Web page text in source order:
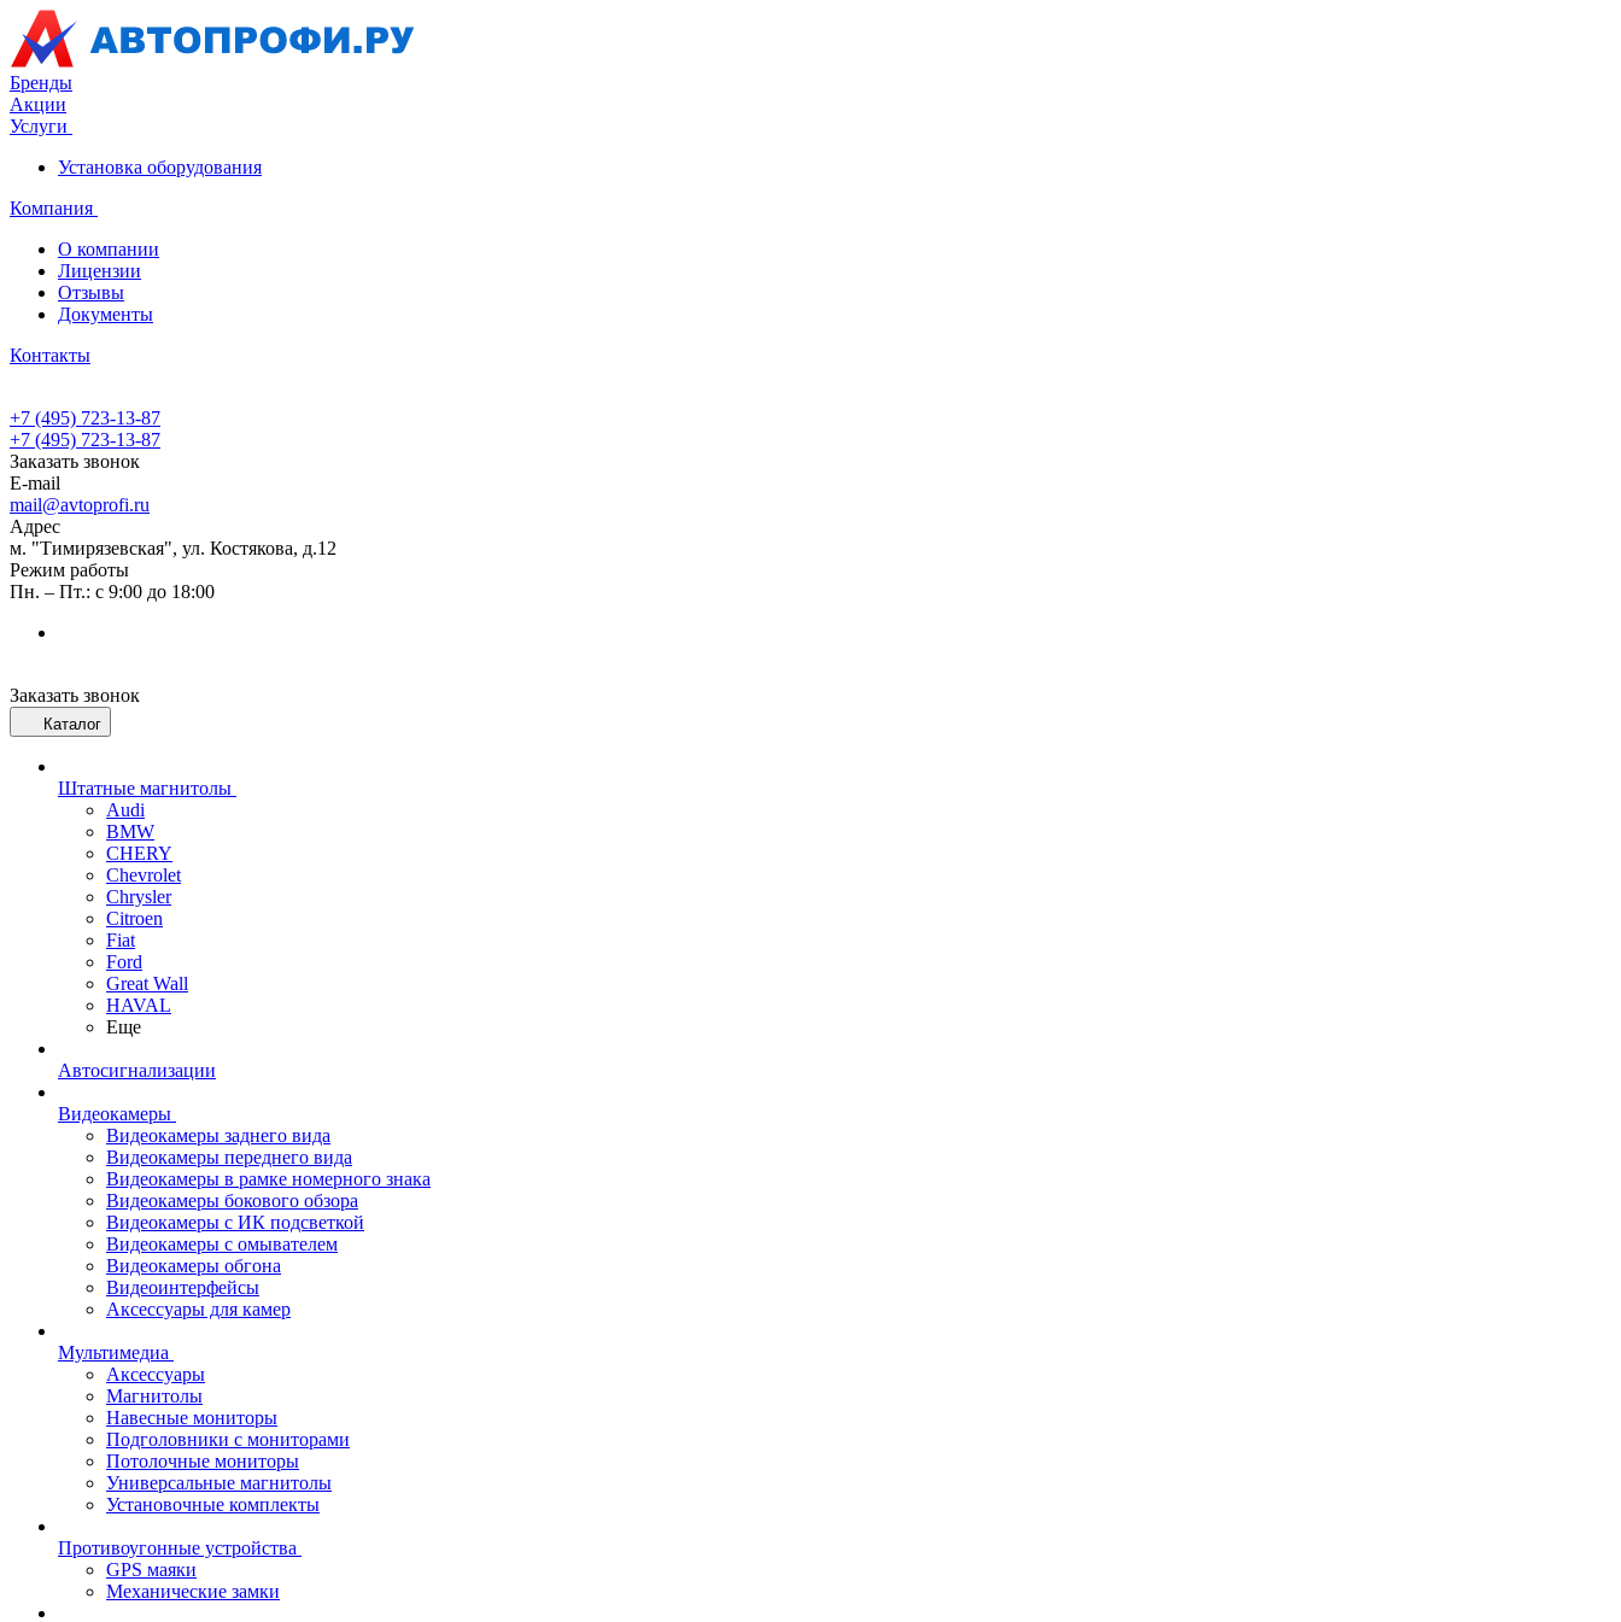
Бренды
Акции
Услуги
Установка оборудования
Компания
О компании
Лицензии
Отзывы
Документы
Контакты
+7 (495) 723-13-87
+7 (495) 723-13-87
Заказать звонок
E-mail
mail@avtoprofi.ru
Адрес
м. "Тимирязевская", ул. Костякова, д.12
Режим работы
Пн. – Пт.: с 9:00 до 18:00
Заказать звонок
Каталог
Штатные магнитолы
Audi
BMW
CHERY
Chevrolet
Chrysler
Citroen
Fiat
Ford
Great Wall
HAVAL
Еще
Автосигнализации
Видеокамеры
Видеокамеры заднего вида
Видеокамеры переднего вида
Видеокамеры в рамке номерного знака
Видеокамеры бокового обзора
Видеокамеры с ИК подсветкой
Видеокамеры с омывателем
Видеокамеры обгона
Видеоинтерфейсы
Аксессуары для камер
Мультимедиа
Аксессуары
Магнитолы
Навесные мониторы
Подголовники с мониторами
Потолочные мониторы
Универсальные магнитолы
Установочные комплекты
Противоугонные устройства
GPS маяки
Механические замки